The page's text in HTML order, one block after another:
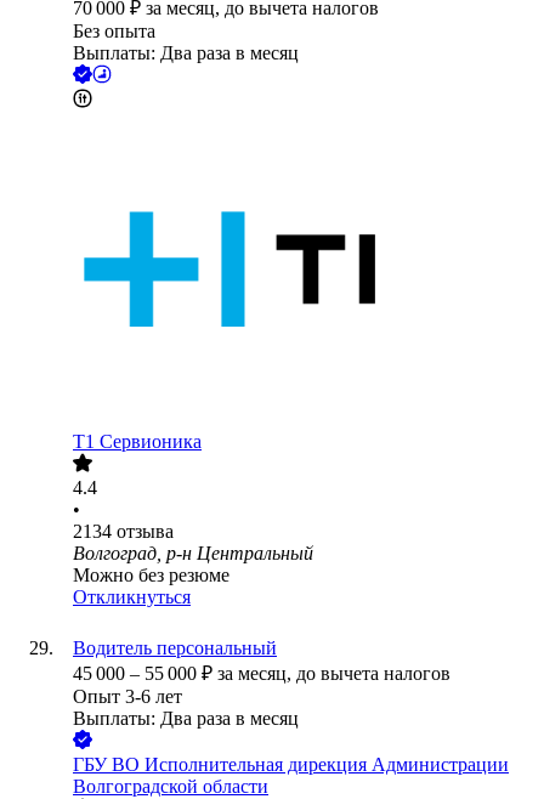
70 000 ₽ за месяц, до вычета налогов
Без опыта
Выплаты: Два раза в месяц
Т1 Сервионика
4.4
•
2134 отзыва
Волгоград, р-н Центральный
Можно без резюме
Откликнуться
Водитель персональный
45 000 – 55 000 ₽ за месяц, до вычета налогов
Опыт 3-6 лет
Выплаты: Два раза в месяц
ГБУ ВО Исполнительная дирекция Администрации
Волгоградской области